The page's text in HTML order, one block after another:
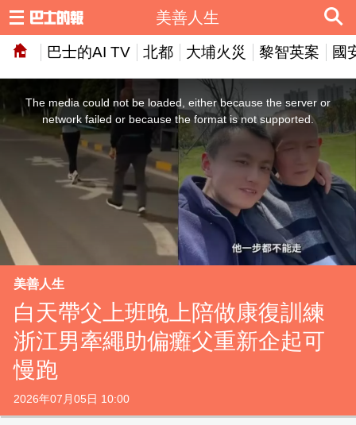
巴士的AI TV 北都 大埔火災 黎智英案 國
美善人生
modal
window.
The media could not be loaded, either because the server or
network failed or because the format is not supported.
美善人生
白天帶父上班晚上陪做康復訓練
浙江男牽繩助偏癱父重新企起可
慢跑
2026年07月05日 10:00